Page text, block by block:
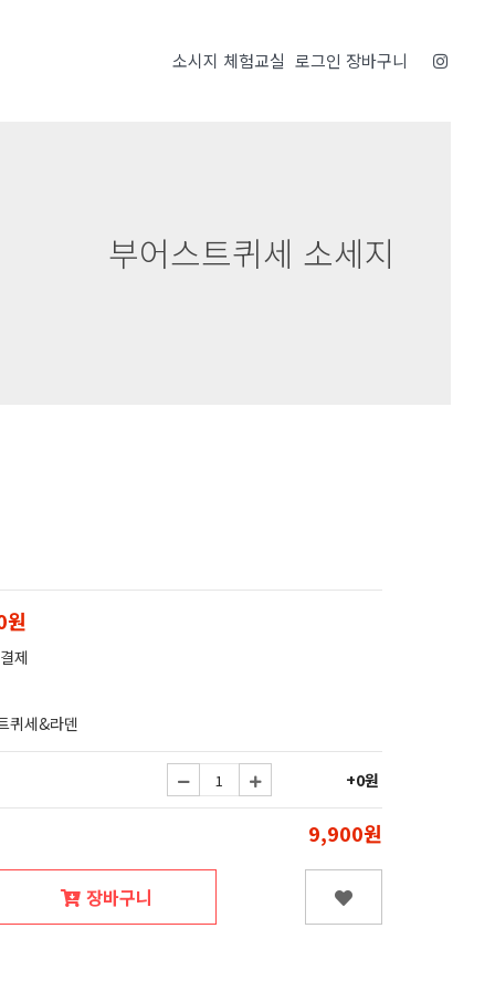
소시지 체험교실 로그인 장바구니
부어스트퀴세 소세지
제
퀴세&라덴
+0원
9,900원
장바구니